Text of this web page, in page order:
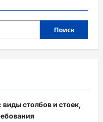
Поиск
столбов и стоек,